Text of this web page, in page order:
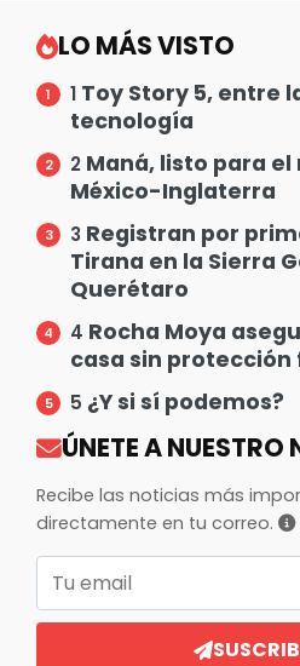
LO MÁS VISTO
1 Toy Story 5, entre
tecnología
2 Maná, listo para
México-Inglaterra
3 Registran por
Tirana en la Sierra
Querétaro
4 Rocha Moya
casa sin protección
5 ¿Y si sí podemos?
ÚNETE A NUESTRO
Recibe las noticias más
directamente en tu correo.
Correo electrónico